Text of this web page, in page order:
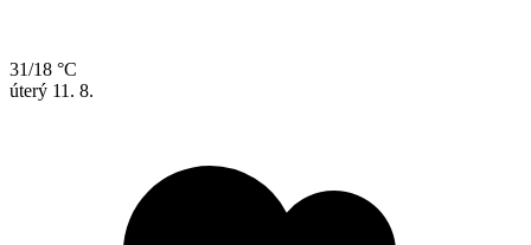
31/18 °C
úterý 11. 8.